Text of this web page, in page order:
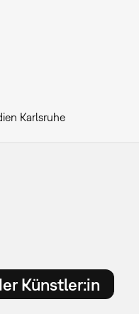
Karlsruhe
Künstler:in